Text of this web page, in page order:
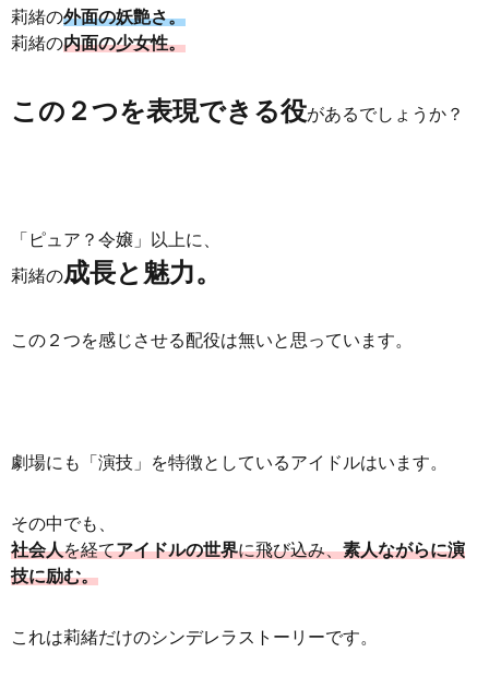
莉緒の外面の妖艶さ。
莉緒の内面の少女性。
この２つを表現できる役があるでしょうか？
「ピュア？令嬢」以上に、
莉緒の成長と魅力。
この２つを感じさせる配役は無いと思っています。
劇場にも「演技」を特徴としているアイドルはいます。
その中でも、
社会人を経てアイドルの世界に飛び込み、素人ながらに演
技に励む。
これは莉緒だけのシンデレラストーリーです。